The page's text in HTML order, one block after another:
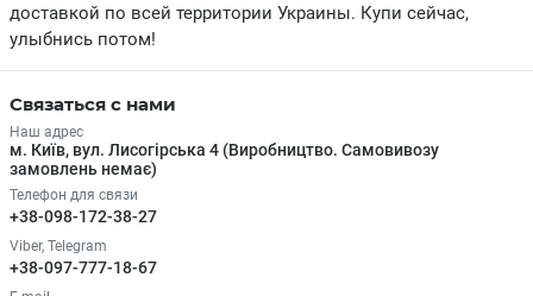
доставкой по всей территории Украины. Купи сейчас,
улыбнись потом!
Связаться с нами
Наш адрес
м. Київ, вул. Лисогірська 4 (Виробництво. Самовивозу
замовлень немає)
Телефон для связи
+38-098-172-38-27
Viber, Telegram
+38-097-777-18-67